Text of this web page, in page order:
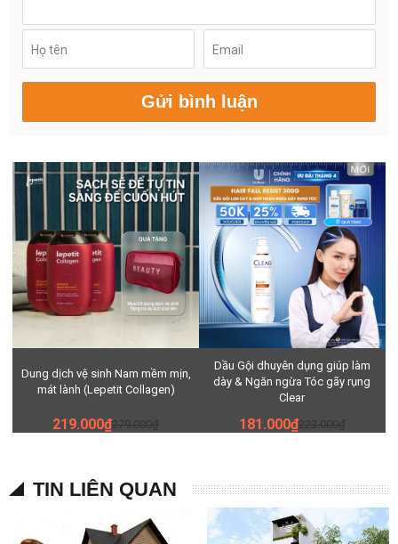
Họ tên Email
Dung dịch vệ sinh Nam mềm mịn,
mát lành (Lepetit Collagen)
219.000₫279.000₫
Dầu Gội dhuyên dụng giúp làm
dày & Ngăn ngừa Tóc gãy rụng
Clear
181.000₫223.000₫
TIN LIÊN QUAN